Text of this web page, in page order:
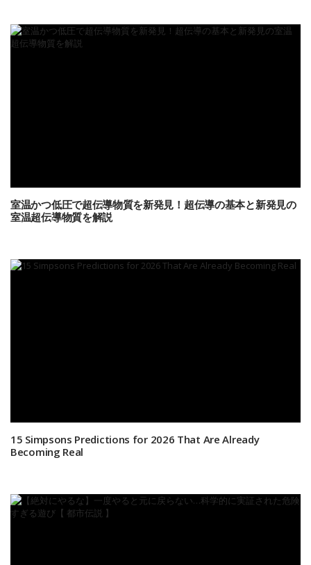
室温かつ低圧で超伝導物質を新発見！超伝導の基本と新発見の
室温超伝導物質を解説
15 Simpsons Predictions for 2026 That Are Already
Becoming Real